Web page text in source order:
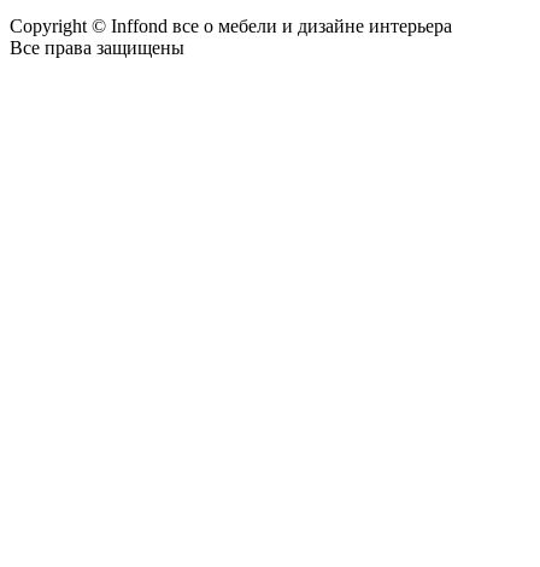
Copyright © Inffond все о мебели и дизайне интерьера
Все права защищены